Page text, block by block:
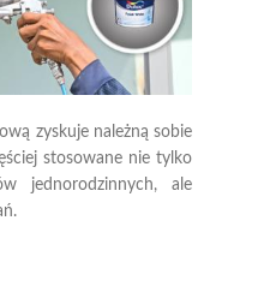
zyskuje należną sobie
stosowane nie tylko
jednorodzinnych, ale